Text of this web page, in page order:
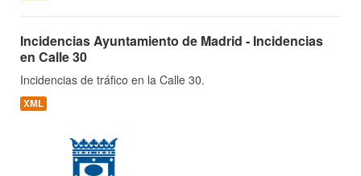
Incidencias Ayuntamiento de Madrid - Incidencias
en Calle 30
Incidencias de tráfico en la Calle 30.
XML